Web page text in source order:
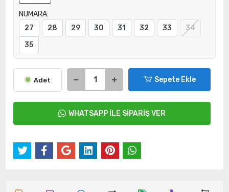
NUMARA:
27
28 29 30 31 32 33
34
35
Adet Sepete Ekle
WHATSAPP İLE SİPARİŞ VER